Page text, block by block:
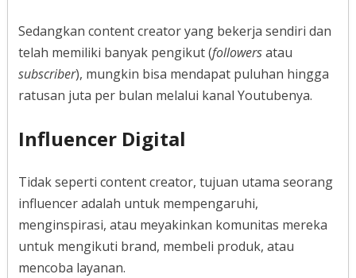
Sedangkan content creator yang bekerja sendiri dan
telah memiliki banyak pengikut (followersatau
subscriber), mungkin bisa mendapat puluhan hingga
ratusan juta per bulan melalui kanal Youtubenya.
Influencer Digital
Tidak seperti content creator, tujuan utama seorang
influencer adalah untuk mempengaruhi,
menginspirasi, atau meyakinkan komunitas mereka
untuk mengikuti brand, membeli produk, atau
mencoba layanan.